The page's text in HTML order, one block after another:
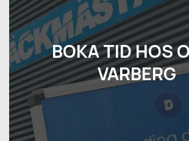
BOKA TID HOS
VARBERG